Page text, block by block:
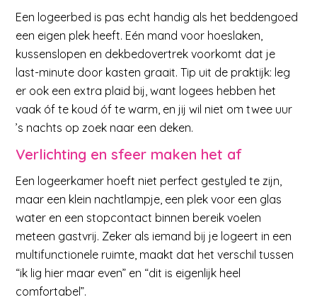
Een logeerbed is pas echt handig als het beddengoed
een eigen plek heeft. Eén mand voor hoeslaken,
kussenslopen en dekbedovertrek voorkomt dat je
last-minute door kasten graait. Tip uit de praktijk: leg
er ook een extra plaid bij, want logees hebben het
vaak óf te koud óf te warm, en jij wil niet om twee uur
’s nachts op zoek naar een deken.
Verlichting en sfeer maken het af
Een logeerkamer hoeft niet perfect gestyled te zijn,
maar een klein nachtlampje, een plek voor een glas
water en een stopcontact binnen bereik voelen
meteen gastvrij. Zeker als iemand bij je logeert in een
multifunctionele ruimte, maakt dat het verschil tussen
“ik lig hier maar even” en “dit is eigenlijk heel
comfortabel”.